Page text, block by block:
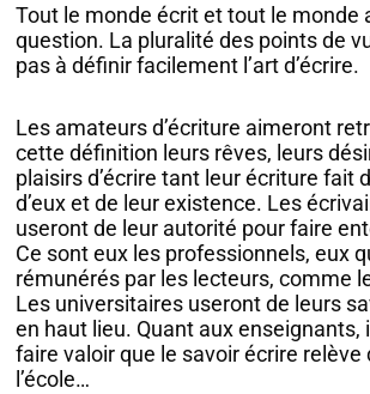
Tout le monde écrit et tout le monde
question. La pluralité des points de
pas à définir facilement l’art d’écrire.
Les amateurs d’écriture aimeront
cette définition leurs rêves, leurs
plaisirs d’écrire tant leur écriture fait
d’eux et de leur existence. Les
useront de leur autorité pour faire
Ce sont eux les professionnels, eux
rémunérés par les lecteurs, comme
Les universitaires useront de leurs
en haut lieu. Quant aux enseignants,
faire valoir que le savoir écrire relève
l’école…